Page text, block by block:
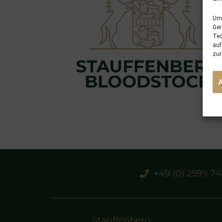
+49 (0) 2599